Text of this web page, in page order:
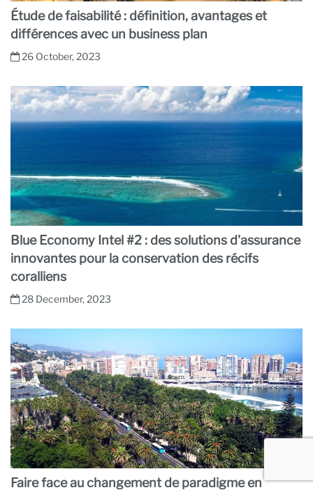
Étude de faisabilité : définition, avantages et
différences avec un business plan
26 October, 2023
Blue Economy Intel #2 : des solutions d'assurance
innovantes pour la conservation des récifs
coralliens
28 December, 2023
Faire face au changement de paradigme en